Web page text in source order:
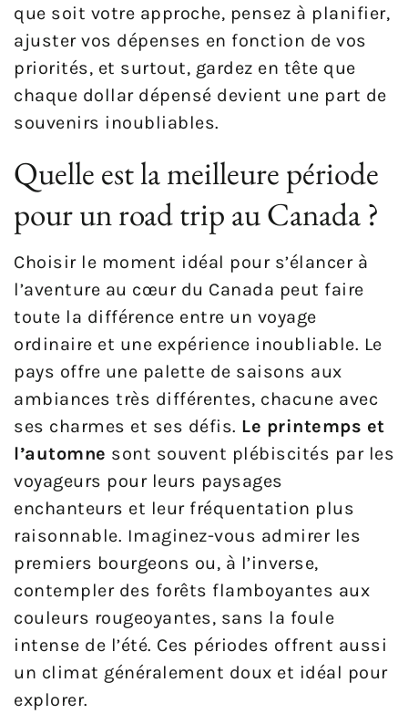
que soit votre approche, pensez à planifier,
ajuster vos dépenses en fonction de vos
priorités, et surtout, gardez en tête que
chaque dollar dépensé devient une part de
souvenirs inoubliables.
Quelle est la meilleure période
pour un road trip au Canada ?
Choisir le moment idéal pour s’élancer à
l’aventure au cœur du Canada peut faire
toute la différence entre un voyage
ordinaire et une expérience inoubliable. Le
pays offre une palette de saisons aux
ambiances très différentes, chacune avec
ses charmes et ses défis. Le printemps et
l’automne sont souvent plébiscités par les
voyageurs pour leurs paysages
enchanteurs et leur fréquentation plus
raisonnable. Imaginez-vous admirer les
premiers bourgeons ou, à l’inverse,
contempler des forêts flamboyantes aux
couleurs rougeoyantes, sans la foule
intense de l’été. Ces périodes offrent aussi
un climat généralement doux et idéal pour
explorer.